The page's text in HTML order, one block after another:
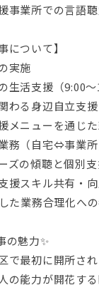
事業所での言語
について】
実施
生活支援（9:00～
わる身辺自立支援
メニューを通じ
務（自宅⇔事業所
ズの傾聴と個別
援スキル共有・
た業務合理化へ
の魅力✨
で最初に開所さ
の能力が開花す